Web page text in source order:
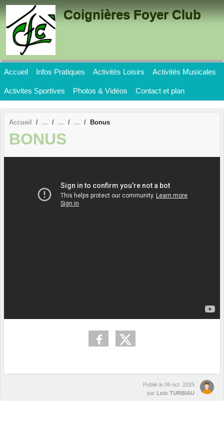
Coignières Foyer Club
Accueil Infos Pratiques Activités Loisirs Activités Musicales
Activites Sportives Photos & Vidéos Contact et plan
Accueil Bonus
BONUS
Publié le 06 oct. 2025
par Loïc TURBIAU
Panneau de gestion des cookies